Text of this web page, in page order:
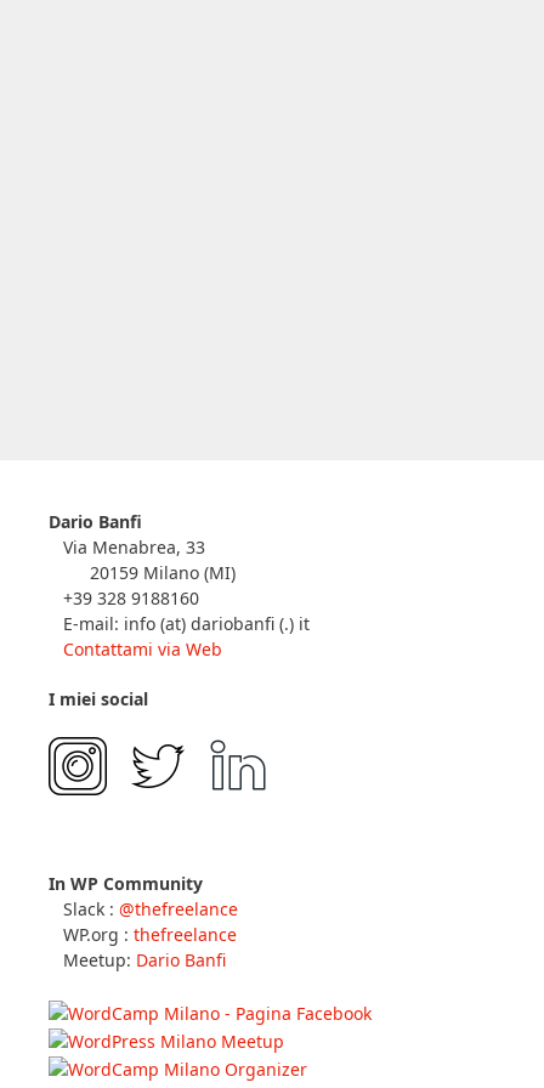
Dario Banfi
Via Menabrea, 33
20159 Milano (MI)
+39 328 9188160
E-mail: info (at) dariobanfi (.) it
Contattami via Web
I miei social
In WP Community
Slack : @thefreelance
WP.org : thefreelance
Meetup: Dario Banfi